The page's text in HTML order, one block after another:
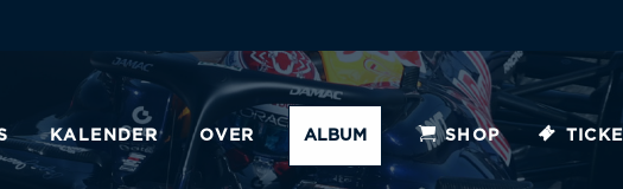
KALENDER OVER ALBUM SHOP